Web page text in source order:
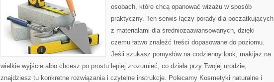
osobach, które chcą opanować wizażu w sposób
praktyczny. Ten serwis łączy porady dla początkujących
z materiałami dla średniozaawansowanych, dzięki
czemu łatwo znaleźć treści dopasowane do poziomu.
Jeśli szukasz pomysłów na codzienny look, makijaż na
wielkie wyjście albo chcesz po prostu lepiej zrozumieć, co działa przy Twojej urodzie,
znajdziesz tu konkretne rozwiązania i czytelne instrukcje. Polecamy Kosmetyki naturalne i